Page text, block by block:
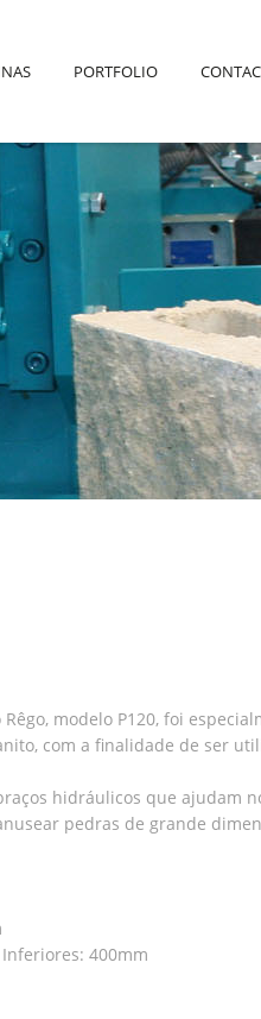
PORTFOLIO
Rêgo, modelo P120, foi
com a finalidade de ser
hidráulicos que ajudam
pedras de grande
400mm